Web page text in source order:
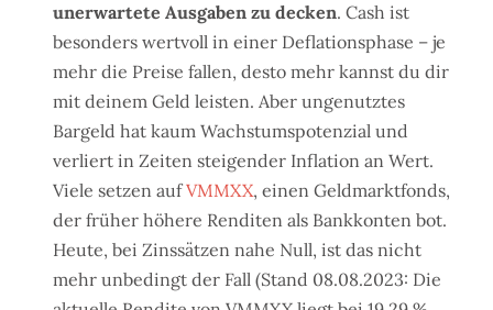
unerwartete Ausgaben zu decken. Cash ist
besonders wertvoll in einer Deflationsphase – je
mehr die Preise fallen, desto mehr kannst du dir
mit deinem Geld leisten. Aber ungenutztes
Bargeld hat kaum Wachstumspotenzial und
verliert in Zeiten steigender Inflation an Wert.
Viele setzen aufVMMXX, einen Geldmarktfonds,
der früher höhere Renditen als Bankkonten bot.
Heute, bei Zinssätzen nahe Null, ist das nicht
mehr unbedingt der Fall (Stand 08.08.2023: Die